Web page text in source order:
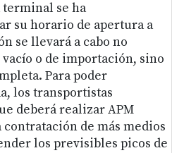
se ha
su horario de apertura a
se llevará a cabo no
o de importación, sino
Para poder
los transportistas
deberá realizar APM
de más medios
los previsibles picos de